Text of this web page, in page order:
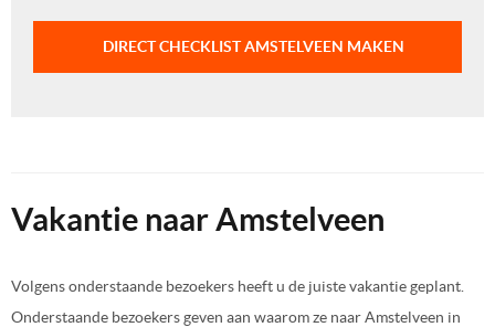
DIRECT CHECKLIST AMSTELVEEN MAKEN
Vakantie naar Amstelveen
Volgens onderstaande bezoekers heeft u de juiste vakantie geplant.
Onderstaande bezoekers geven aan waarom ze naar Amstelveen in